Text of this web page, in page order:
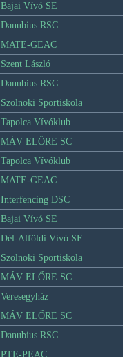
Bajai Vívó SE
Danubius RSC
MATE-GEAC
Szent László
Danubius RSC
Szolnoki Sportiskola
Tapolca Vívóklub
MÁV ELŐRE SC
Tapolca Vívóklub
MATE-GEAC
Interfencing DSC
Bajai Vívó SE
Dél-Alföldi Vívó SE
Szolnoki Sportiskola
MÁV ELŐRE SC
Veresegyház
MÁV ELŐRE SC
Danubius RSC
PTE-PEAC